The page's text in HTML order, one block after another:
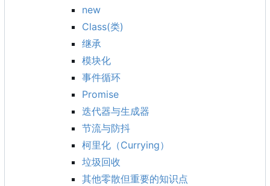
new
Class(类)
继承
模块化
事件循环
Promise
迭代器与生成器
节流与防抖
柯里化 （Currying）
垃圾回收
其他零散但重要的知识点